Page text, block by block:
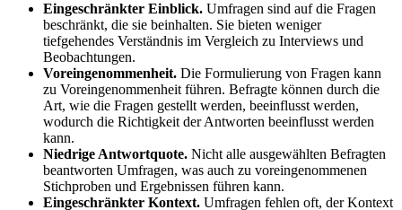
Eingeschränkter Einblick. Umfragen sind auf die Fragen
beschränkt, die sie beinhalten. Sie bieten weniger
tiefgehendes Verständnis im Vergleich zu Interviews und
Beobachtungen.
Voreingenommenheit. Die Formulierung von Fragen kann
zu Voreingenommenheit führen. Befragte können durch die
Art, wie die Fragen gestellt werden, beeinflusst werden,
wodurch die Richtigkeit der Antworten beeinflusst werden
kann.
Niedrige Antwortquote. Nicht alle ausgewählten Befragten
beantworten Umfragen, was auch zu voreingenommenen
Stichproben und Ergebnissen führen kann.
Eingeschränkter Kontext. Umfragen fehlen oft, der Kontext